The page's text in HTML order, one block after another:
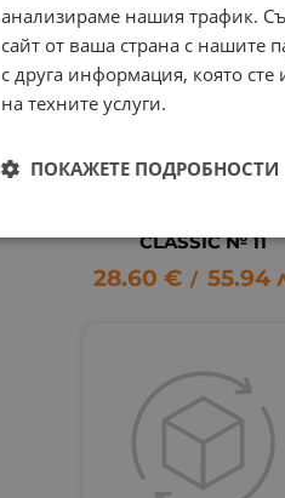
ДУНАПРЕНОВА
LOHMANN &
CLASSIC № 11
28.60 € / 55.94
анализираме нашия трафик.
сайт от ваша страна с нашите
с друга информация, която
на техните услуги.
ПОКАЖЕТЕ ПОДРОБНОСТИ